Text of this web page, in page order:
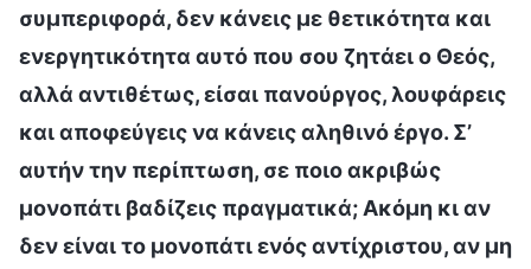
συμπεριφορά, δεν κάνεις με θετικότητα και
ενεργητικότητα αυτό που σου ζητάει ο Θεός,
αλλά αντιθέτως, είσαι πανούργος, λουφάρεις
και αποφεύγεις να κάνεις αληθινό έργο. Σ’
αυτήν την περίπτωση, σε ποιο ακριβώς
μονοπάτι βαδίζεις πραγματικά; Ακόμη κι αν
δεν είναι το μονοπάτι ενός αντίχριστου, αν μη